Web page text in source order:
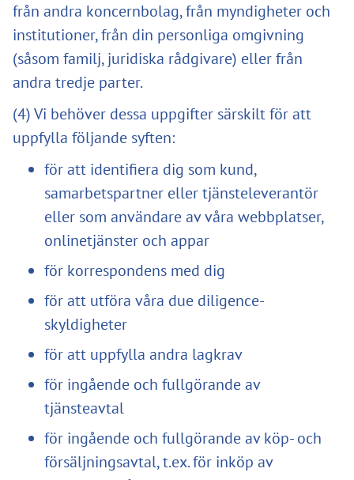
från andra koncernbolag, från myndigheter och
institutioner, från din personliga omgivning
(såsom familj, juridiska rådgivare) eller från
andra tredje parter.
(4) Vi behöver dessa uppgifter särskilt för att
uppfylla följande syften:
för att identifiera dig som kund,
samarbetspartner eller tjänsteleverantör
eller som användare av våra webbplatser,
onlinetjänster och appar
för korrespondens med dig
för att utföra våra due diligence-
skyldigheter
för att uppfylla andra lagkrav
för ingående och fullgörande av
tjänsteavtal
för ingående och fullgörande av köp- och
försäljningsavtal, t.ex. för inköp av